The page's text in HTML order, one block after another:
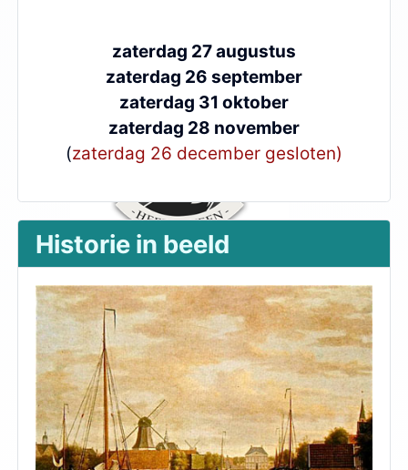
zaterdag 27 augustus
zaterdag 26 september
zaterdag 31 oktober
zaterdag 28 november
(zaterdag 26 december gesloten)
Historie in beeld